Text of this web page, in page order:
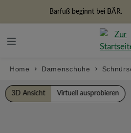
Freiheitspioniere
Home Damenschuhe
Bildergalerie überspringen
3D Ansicht Virtuell ausprobieren